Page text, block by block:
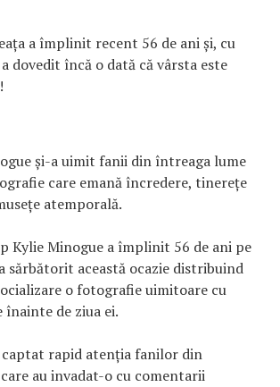
a împlinit recent 56 de ani și, cu
a dovedit încă o dată că vârsta este
și-a uimit fanii din întreaga lume
care emană încredere, tinerețe
atemporală.
Kylie Minogue a împlinit 56 de ani pe
sărbătorit această ocazie distribuind
o fotografie uimitoare cu
înainte de ziua ei.
rapid atenția fanilor din
au invadat-o cu comentarii